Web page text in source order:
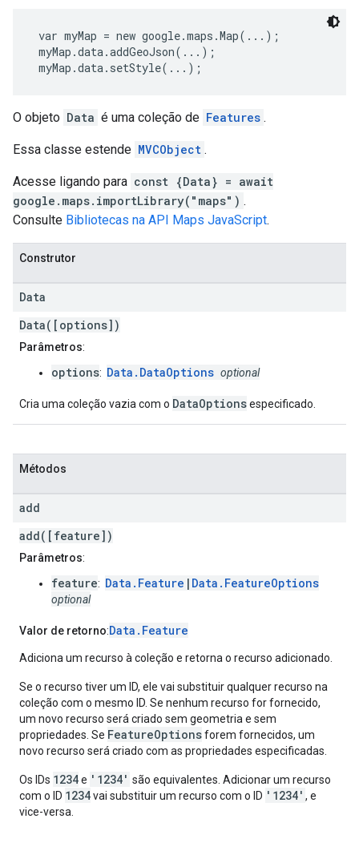
var myMap = new google.maps.Map(...);
myMap.data.addGeoJson(...);
myMap.data.setStyle(...);
O objeto Data é uma coleção de Features .
Essa classe estende MVCObject .
Acesse ligando para const {Data} = await
google.maps.importLibrary("maps") .
Consulte Bibliotecas na API Maps JavaScript.
Construtor
Data
Data([options])
Parâmetros:
options: Data.DataOptions optional
Cria uma coleção vazia com o DataOptionsespecificado.
Métodos
add
add([feature])
Parâmetros:
feature: Data.Feature | Data.FeatureOptions
optional
Valor de retorno:Data.Feature
Adiciona um recurso à coleção e retorna o recurso adicionado.
Se o recurso tiver um ID, ele vai substituir qualquer recurso na
coleção com o mesmo ID. Se nenhum recurso for fornecido,
um novo recurso será criado sem geometria e sem
propriedades. Se FeatureOptionsforem fornecidos, um
novo recurso será criado com as propriedades especificadas.
Os IDs 1234e '1234' são equivalentes. Adicionar um recurso
com o ID 1234vai substituir um recurso com o ID '1234' , e
vice-versa.